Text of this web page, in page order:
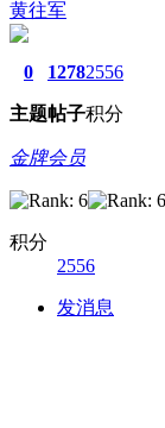
黄往军
0
主题
1278
帖子
2556
积分
金牌会员
积分
2556
发消息